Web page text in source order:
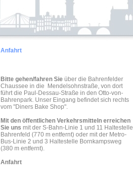
Anfahrt
Bitte gehen/fahren Sie über die Bahrenfelder
Chaussee in die Mendelsohnstraße, von dort
führt die Paul-Dessau-Straße in den Otto-von-
Bahrenpark. Unser Eingang befindet sich rechts
vom "Diners Bake Shop".
Mit den öffentlichen Verkehrsmitteln erreichen
Sie uns mit der S-Bahn-Linie 1 und 11 Haltestelle
Bahrenfeld (770 m entfernt) oder mit der Metro-
Bus-Linie 2 und 3 Haltestelle Bornkampsweg
(380 m entfernt).
Anfahrt